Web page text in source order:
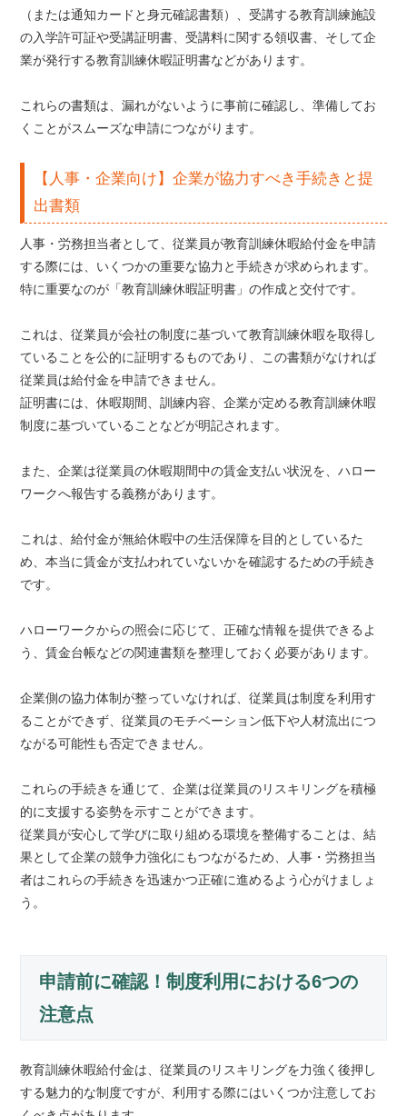
（または通知カードと身元確認書類）、受講する教育訓練施設
の入学許可証や受講証明書、受講料に関する領収書、そして企
業が発行する教育訓練休暇証明書などがあります。
これらの書類は、漏れがないように事前に確認し、準備してお
くことがスムーズな申請につながります。
【人事・企業向け】企業が協力すべき手続きと提
出書類
人事・労務担当者として、従業員が教育訓練休暇給付金を申請
する際には、いくつかの重要な協力と手続きが求められます。
特に重要なのが「教育訓練休暇証明書」の作成と交付です。
これは、従業員が会社の制度に基づいて教育訓練休暇を取得し
ていることを公的に証明するものであり、この書類がなければ
従業員は給付金を申請できません。
証明書には、休暇期間、訓練内容、企業が定める教育訓練休暇
制度に基づいていることなどが明記されます。
また、企業は従業員の休暇期間中の賃金支払い状況を、ハロー
ワークへ報告する義務があります。
これは、給付金が無給休暇中の生活保障を目的としているた
め、本当に賃金が支払われていないかを確認するための手続き
です。
ハローワークからの照会に応じて、正確な情報を提供できるよ
う、賃金台帳などの関連書類を整理しておく必要があります。
企業側の協力体制が整っていなければ、従業員は制度を利用す
ることができず、従業員のモチベーション低下や人材流出につ
ながる可能性も否定できません。
これらの手続きを通じて、企業は従業員のリスキリングを積極
的に支援する姿勢を示すことができます。
従業員が安心して学びに取り組める環境を整備することは、結
果として企業の競争力強化にもつながるため、人事・労務担当
者はこれらの手続きを迅速かつ正確に進めるよう心がけましょ
う。
申請前に確認！制度利用における6つの
注意点
教育訓練休暇給付金は、従業員のリスキリングを力強く後押し
する魅力的な制度ですが、利用する際にはいくつか注意してお